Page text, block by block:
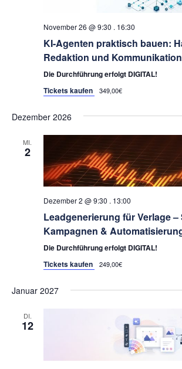
November 26 @ 9:30 . 16:30
KI-Agenten praktisch bauen:
Redaktion und Kommunikation
Die Durchführung erfolgt DIGITAL!
Tickets kaufen
349,00€
Dezember 2026
MI.
2
Dezember 2 @ 9:30 . 13:00
Leadgenerierung für Verlage –
Kampagnen &
Die Durchführung erfolgt DIGITAL!
Tickets kaufen
249,00€
Januar 2027
DI.
12